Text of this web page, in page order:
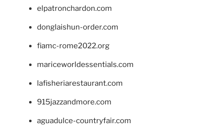
elpatronchardon.com
donglaishun-order.com
fiamc-rome2022.org
mariceworldessentials.com
lafisheriarestaurant.com
915jazzandmore.com
aguadulce-countryfair.com